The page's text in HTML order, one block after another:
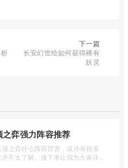
下一篇
长安幻世绘如何获得稀有
妖灵
弈强力阵容推荐
顶之弈什么阵容厉害，或许有很多
并不太了解。接下来让我为大家详细